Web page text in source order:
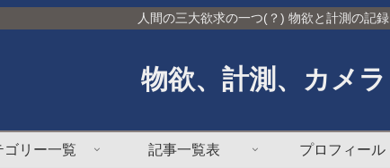
人間の三大欲求の一つ(？) 物欲と計測の記録
物欲、計測、カメラ
ゴリー一覧 記事一覧表 プロフィール